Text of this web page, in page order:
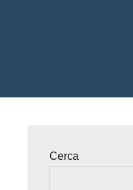
Cerca